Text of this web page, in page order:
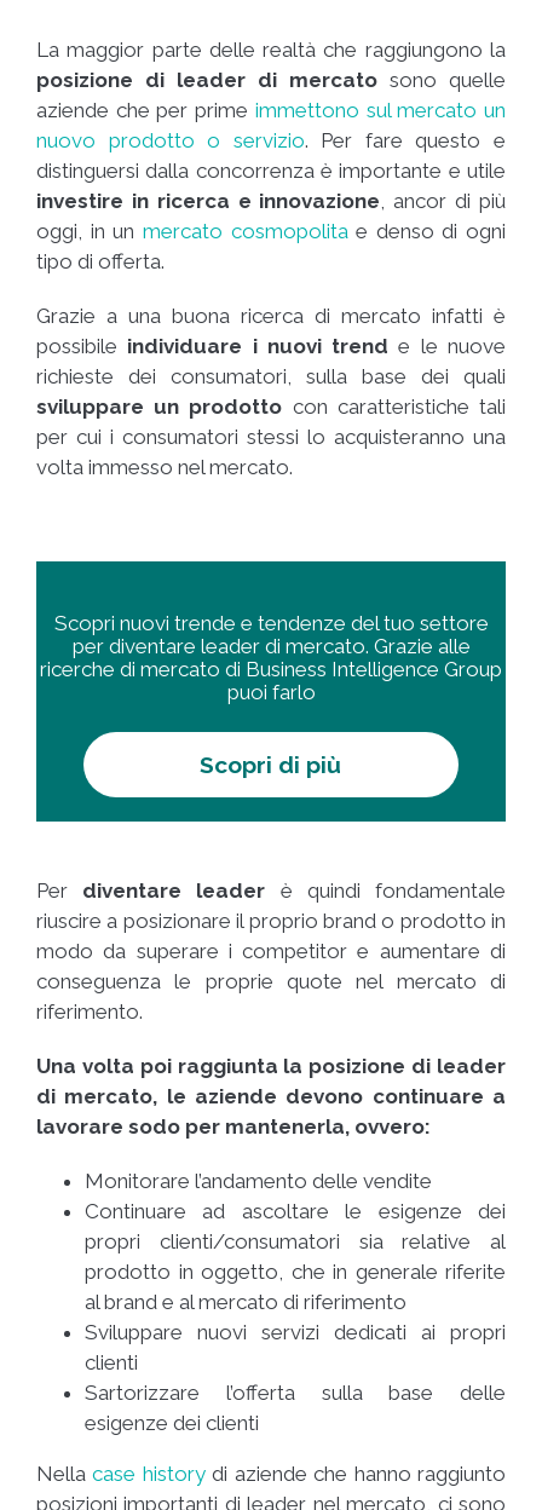
La maggior parte delle realtà che raggiungono la
posizione di leader di mercato sono quelle
aziende che per prime immettono sul mercato un
nuovo prodotto o servizio. Per fare questo e
distinguersi dalla concorrenza è importante e utile
investire in ricerca e innovazione , ancor di più
oggi, in un mercato cosmopolitae denso di ogni
tipo di offerta.
Grazie a una buona ricerca di mercato infatti è
possibile individuare i nuovi trend e le nuove
richieste dei consumatori, sulla base dei quali
sviluppare un prodotto con caratteristiche tali
per cui i consumatori stessi lo acquisteranno una
volta immesso nel mercato.
Scopri nuovi trende e tendenze del tuo settore
per diventare leader di mercato. Grazie alle
ricerche di mercato di Business Intelligence Group
puoi farlo
Scopri di più
Per diventare leader è quindi fondamentale
riuscire a posizionare il proprio brand o prodotto in
modo da superare i competitor e aumentare di
conseguenza le proprie quote nel mercato di
riferimento.
Una volta poi raggiunta la posizione di leader
di mercato, le aziende devono continuare a
lavorare sodo per mantenerla, ovvero:
Monitorare l’andamento delle vendite
Continuare ad ascoltare le esigenze dei
propri clienti/consumatori sia relative al
prodotto in oggetto, che in generale riferite
al brand e al mercato di riferimento
Sviluppare nuovi servizi dedicati ai propri
clienti
Sartorizzare l’offerta sulla base delle
esigenze dei clienti
Nella case historydi aziende che hanno raggiunto
posizioni importanti di leader nel mercato, ci sono